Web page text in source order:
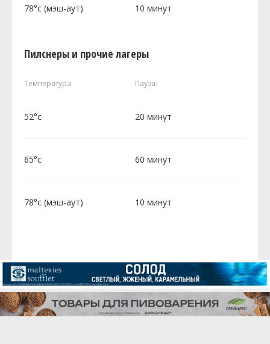
78°c (мэш-аут) 10 минут
Пилснеры и прочие лагеры
Температура: Пауза:
52°c 20 минут
65°c 60 минут
78°c (мэш-аут) 10 минут